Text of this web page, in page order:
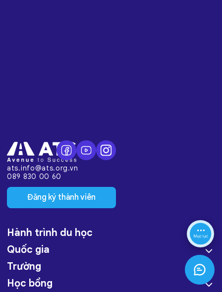
ats.info@ats.org.vn
089 830 00 60
Đăng ký thành viên
Hành trình du học
Quốc gia
Trường
Học bổng